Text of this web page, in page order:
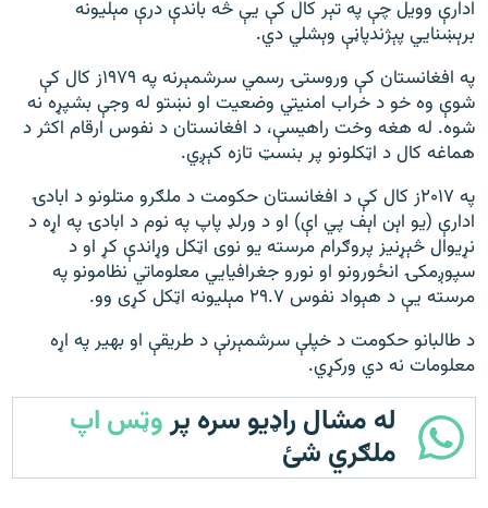
ادارې وویل چې په تېر کال کې یې څه باندې درې مېلیونه
برېښنایي پېژندپاڼې وېشلي دي.
په افغانستان کې وروستۍ رسمي سرشمېرنه په ۱۹۷۹ز کال کې
شوې وه خو د خراب امنیتي وضعیت او نښتو له وجې بشپړه نه
شوه. له هغه وخت راهیسې، د افغانستان د نفوس ارقام اکثر د
هماغه کال د اټکلونو پر بنسټ تازه کېږي.
په ۲۰۱۷ز کال کې د افغانستان حکومت د ملګرو متلونو د ابادۍ
ادارې (یو اېن اېف پي اې) او د ورلډ پاپ په نوم د ابادۍ په اړه د
نړیوال څېړنیز پروګرام مرسته یو نوی اټکل وړاندې کړ او د
سپوږمکۍ انځورونو او نورو جغرافیایي معلوماتي نظامونو په
مرسته یې د هېواد نفوس ۲۹.۷ مېلیونه اټکل کړی وو.
د طالبانو حکومت د خپلې سرشمېرنې د طریقې او بهیر په اړه
معلومات نه دي ورکړي.
له مشال راډیو سره پروټس اپ
ملګري شئ